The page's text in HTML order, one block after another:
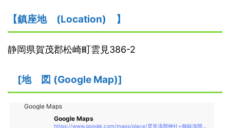
【鎮座地 (Location) 】
静岡県賀茂郡松崎町雲見386-2
[地 図 (Google Map)]
Google Maps
Google Maps